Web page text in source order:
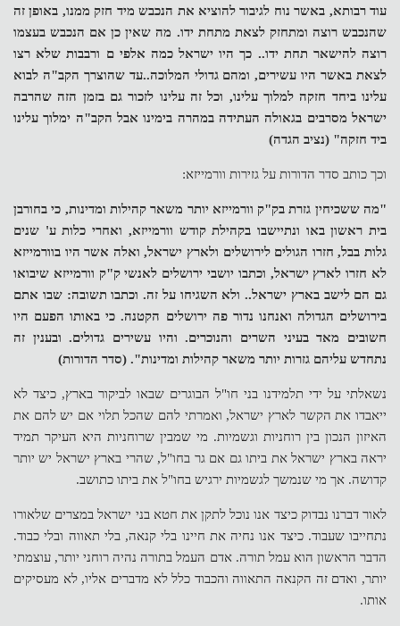
עוד רבותא, באשר נוח לגיבור להוציא את הנכבש מיד חזק ממנו, באופן זה
שהנכבש רוצה ומתחזק לצאת מתחת ידו. מה שאין כן אם הנכבש בעצמו
רוצה להישאר תחת ידו.. כך היו ישראל כמה אלפי ם ורבבות שלא רצו
לצאת באשר היו עשירים, ומהם גדולי המלוכה..עד שהוצרך הקב"ה לבוא
עלינו ביחד חזקה למלוך עלינו, וכל זה עלינו לזכור גם בזמן הזה שהרבה
ישראל מסרבים בגאולה העתידה במהרה בימינו אבל הקב"ה ימלוך עלינו
ביד חזקה" (נציב הגדה)
וכך כותב סדר הדורות על גזירות וורמייזא:
"מה ששכיחין גזרת בק"ק וורמייזא יותר משאר קהילות ומדינות, כי בחורבן
בית ראשון באו ונתיישבו בקהילת קודש וורמייזא, ואחרי כלות ע' שנים
גלות בבל, חזרו הגולים לירושלים ולארץ ישראל, ואלה אשר היו בוורמייזא
לא חזרו לארץ ישראל, וכתבו יושבי ירושלים לאנשי ק"ק וורמייזא שיבואו
גם הם לישב בארץ ישראל.. ולא השגיחו על זה. וכתבו תשובה: שבו אתם
בירושלים הגדולה ואנחנו נדור פה ירושלים הקטנה. כי באותו הפעם היו
חשובים מאד בעיני השרים והנוכרים. והיו עשירים גדולים. ובענין זה
נתחדש עליהם גזרות יותר משאר קהילות ומדינות". (סדר הדורות)
נשאלתי על ידי תלמידנו בני חו"ל הבוגרים שבאו לביקור בארץ, כיצד לא
ייאבדו את הקשר לארץ ישראל, ואמרתי להם שהכל תלוי אם יש להם את
האיזון הנכון בין רוחניות וגשמיות. מי שמבין שרוחניות היא העיקר תמיד
יראה בארץ ישראל את ביתו גם אם גר בחו"ל, שהרי בארץ ישראל יש יותר
קדושה. אך מי שנמשך לגשמיות ירגיש בחו"ל את ביתו כתושב.
לאור דברנו נבדוק כיצד אנו נוכל לתקן את חטא בני ישראל במצרים שלאורו
נתחייבו שעבוד. כיצד אנו נחיה את חיינו בלי קנאה, בלי תאווה ובלי כבוד.
הדבר הראשון הוא עמל תורה. אדם העמל בתורה נהיה רוחני יותר, עוצמתי
יותר, ואדם זה הקנאה התאווה והכבוד כלל לא מדברים אליו, לא מעסיקים
אותו.